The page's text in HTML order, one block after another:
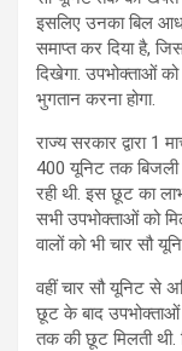
इसलिए उनका बिल
समाप्त कर दिया है,
दिखेगा. उपभोक्ताओं
भुगतान करना होगा.
राज्य सरकार द्वारा 1
400 यूनिट तक
रही थी. इस छूट का
सभी उपभोक्ताओं को
वालों को भी चार सौ
वहीं चार सौ यूनिट से
छूट के बाद
तक की छूट मिलती थी.